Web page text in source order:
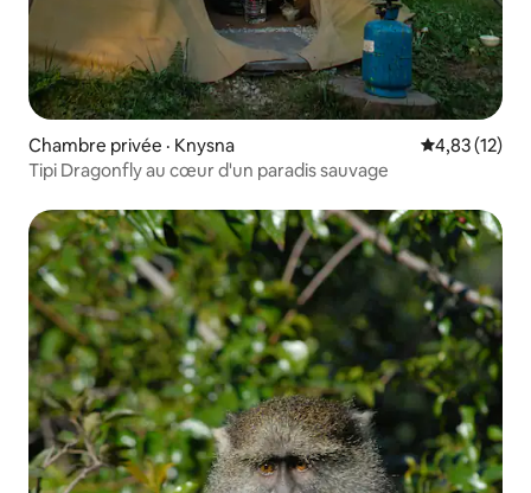
Chambre privée · Knysna Note
4,83 (12)
Tipi Dragonfly au cœur d'un paradis sauvage